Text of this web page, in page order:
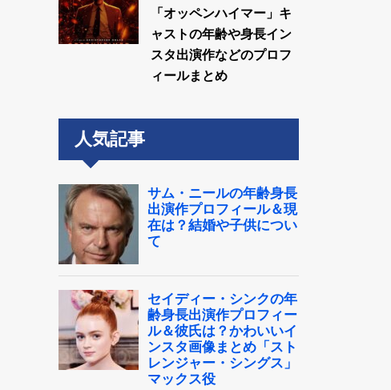
「オッペンハイマー」キ
ャストの年齢や身長イン
スタ出演作などのプロフ
ィールまとめ
人気記事